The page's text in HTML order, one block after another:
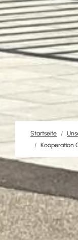
Startseite
Kooperation